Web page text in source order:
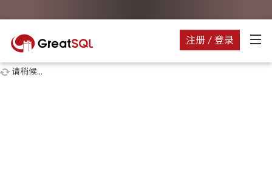
注册 / 登录
请稍候...